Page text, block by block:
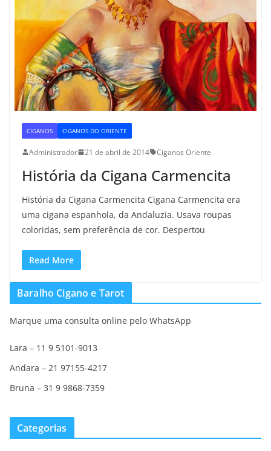
CIGANOS CIGANOS DO ORIENTE
Administrador 21 de abril de 2014 Ciganos Oriente
História da Cigana Carmencita
História da Cigana Carmencita Cigana Carmencita era
uma cigana espanhola, da Andaluzia. Usava roupas
coloridas, sem preferência de cor. Despertou
Read More
Baralho Cigano e Tarot
Marque uma consulta online pelo WhatsApp
Lara – 11 9 5101-9013
Andara – 21 97155-4217
Bruna – 31 9 9868-7359
Categorias